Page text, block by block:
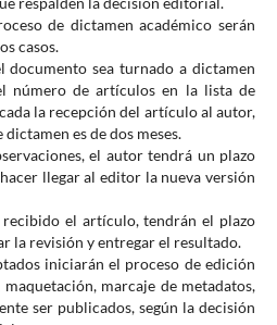
de dictamen académico serán
casos.
documento sea turnado a dictamen
número de artículos en la lista de
la recepción del artículo al autor,
es de dos meses.
el autor tendrá un plazo
llegar al editor la nueva versión
recibido el artículo, tendrán el plazo
la revisión y entregar el resultado.
iniciarán el proceso de edición
marcaje de metadatos,
ser publicados, según la decisión